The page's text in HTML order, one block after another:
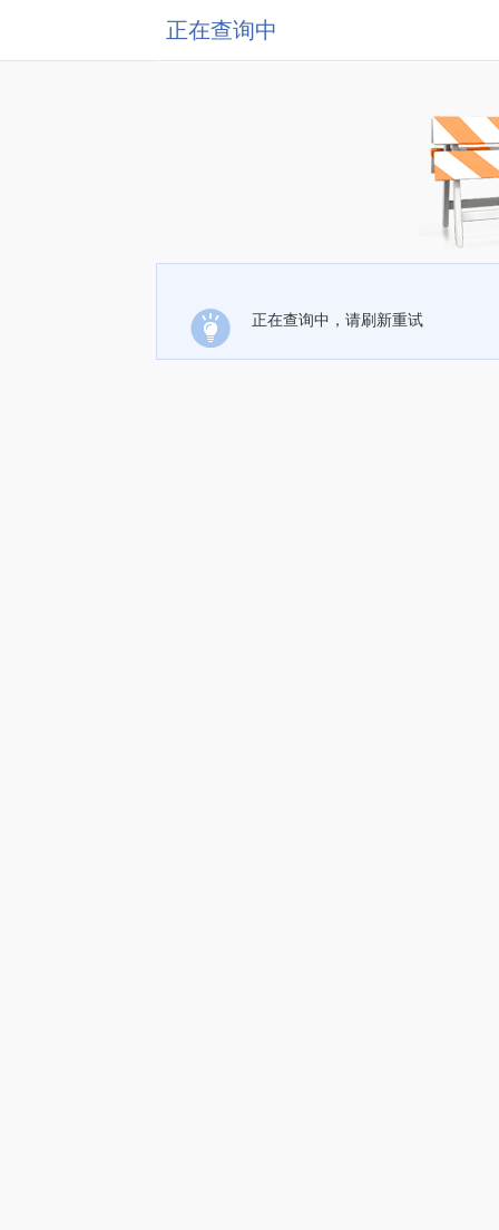
正在查询中
正在查询中，请刷新重试